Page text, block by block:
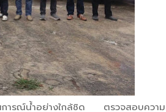
านการณ์น้ำอย่างใกล้ชิด ตรวจสอบความ